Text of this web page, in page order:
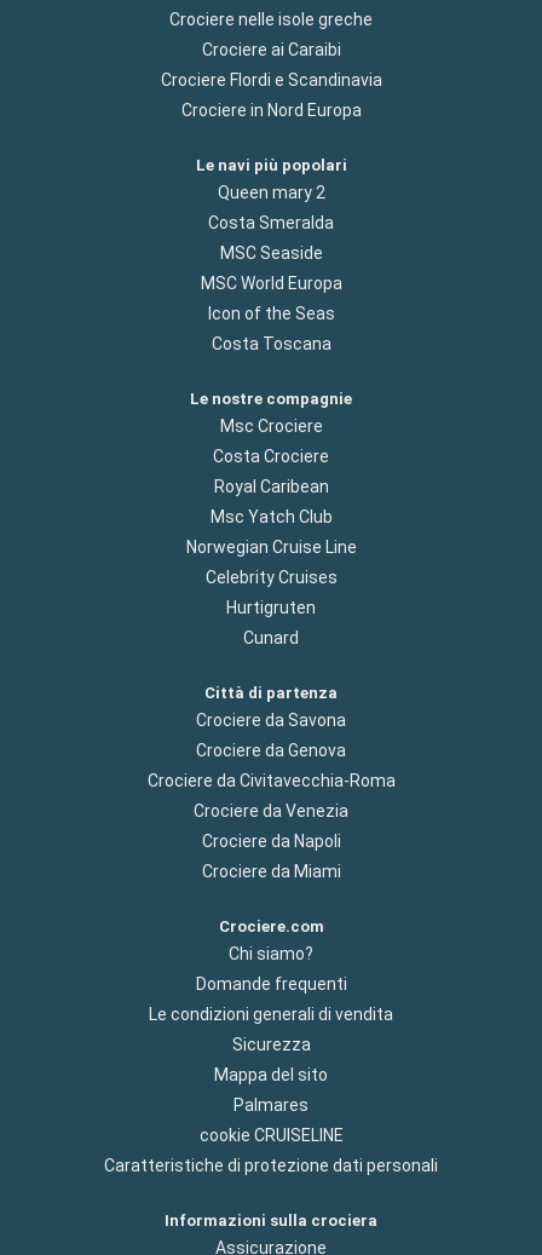
Crociere nelle isole greche
Crociere ai Caraibi
Crociere Flordi e Scandinavia
Crociere in Nord Europa
Le navi più popolari
Queen mary 2
Costa Smeralda
MSC Seaside
MSC World Europa
Icon of the Seas
Costa Toscana
Le nostre compagnie
Msc Crociere
Costa Crociere
Royal Caribean
Msc Yatch Club
Norwegian Cruise Line
Celebrity Cruises
Hurtigruten
Cunard
Città di partenza
Crociere da Savona
Crociere da Genova
Crociere da Civitavecchia-Roma
Crociere da Venezia
Crociere da Napoli
Crociere da Miami
Crociere.com
Chi siamo?
Domande frequenti
Le condizioni generali di vendita
Sicurezza
Mappa del sito
Palmares
cookie CRUISELINE
Caratteristiche di protezione dati personali
Informazioni sulla crociera
Assicurazione